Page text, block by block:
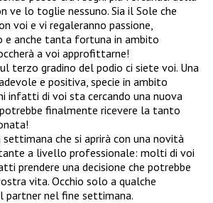
ve lo toglie nessuno. Sia il Sole che
voi e vi regaleranno passione,
e anche tanta fortuna in ambito
a voi approfittarne!
terzo gradino del podio ci siete voi. Una
e positiva, specie in ambito
infatti di voi sta cercando una nuova
finalmente ricevere la tanto
settimana che si aprirà con una novità
a livello professionale: molti di voi
prendere una decisione che potrebbe
vita. Occhio solo a qualche
partner nel fine settimana.